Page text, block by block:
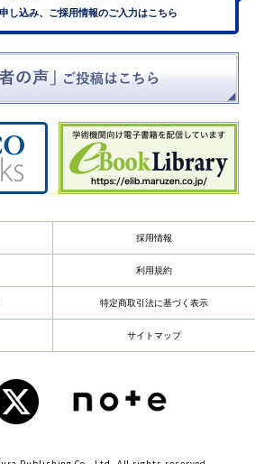
し込み、ご採用情報のご入力はこちら
採用情報
利用規約
特定商取引法に基づく表示
サイトマップ